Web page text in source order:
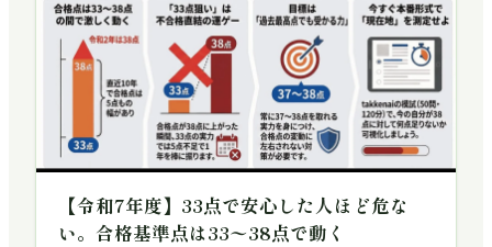
【令和7年度】33点で安心した人ほど危な
い。合格基準点は33〜38点で動く